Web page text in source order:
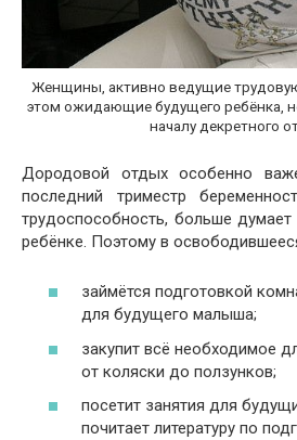
Женщины, активно ведущие
этом ожидающие будущего ребёнка,
началу декретного
Дородовой отдых особенно
последний триместр
трудоспособность, больше
ребёнке. Поэтому в
займётся подготовкой
для будущего малыша;
закупит всё необходимое
от коляски до ползунков;
посетит занятия для
почитает литературу по